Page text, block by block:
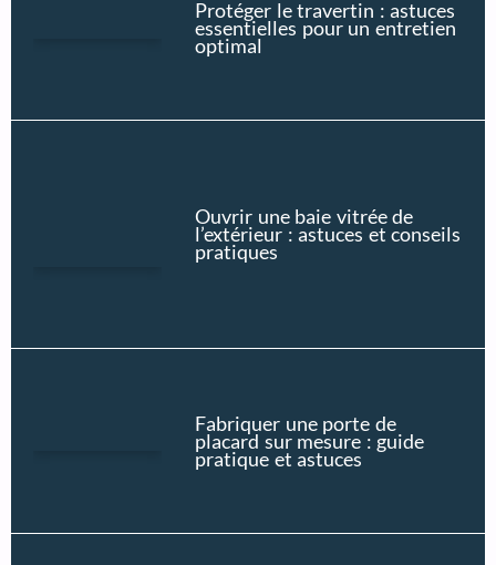
Protéger le travertin : astuces
essentielles pour un entretien
optimal
Ouvrir une baie vitrée de
l’extérieur : astuces et conseils
pratiques
Fabriquer une porte de
placard sur mesure : guide
pratique et astuces